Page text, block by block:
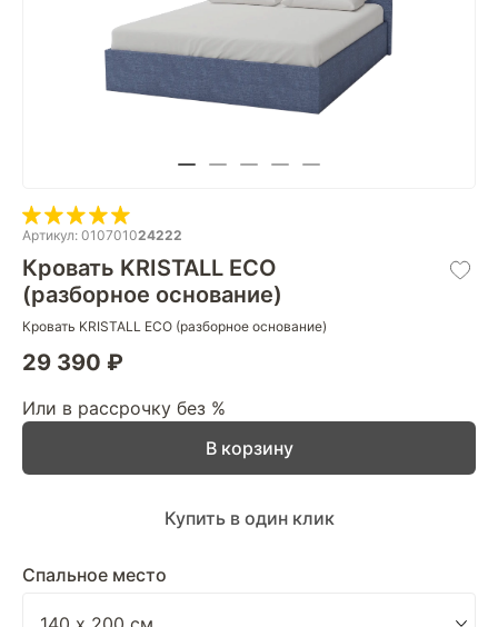
Артикул: 010701024222
Кровать KRISTALL ECO
(разборное основание)
Кровать KRISTALL ECO (разборное основание)
29 390 ₽
Или в рассрочку без %
Спальное место
В корзину
Купить в один клик